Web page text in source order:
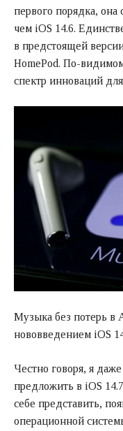
первого порядка,
чем iOS 14.6.
в предстоящей
HomePod. По-
спектр инноваций
Музыка без потерь в
нововведением iOS
Честно говоря, я
предложить в iOS
себе представить,
операционной